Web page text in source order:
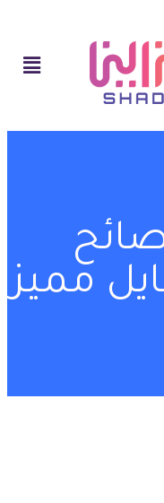
مميز